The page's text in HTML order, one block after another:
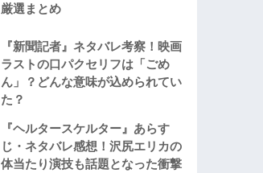
厳選まとめ
『新聞記者』ネタバレ考察！映画
ラストの口パクセリフは「ごめ
ん」？どんな意味が込められてい
た？
『ヘルタースケルター』あらす
じ・ネタバレ感想！沢尻エリカの
体当たり演技も話題となった衝撃